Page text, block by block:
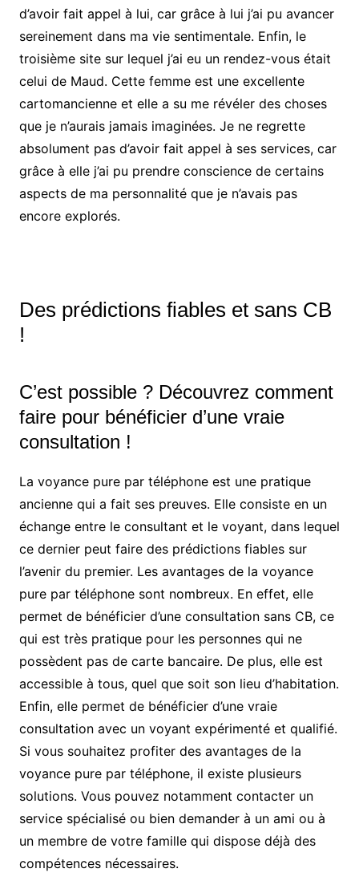
d’avoir fait appel à lui, car grâce à lui j’ai pu avancer
sereinement dans ma vie sentimentale. Enfin, le
troisième site sur lequel j’ai eu un rendez-vous était
celui de Maud. Cette femme est une excellente
cartomancienne et elle a su me révéler des choses
que je n’aurais jamais imaginées. Je ne regrette
absolument pas d’avoir fait appel à ses services, car
grâce à elle j’ai pu prendre conscience de certains
aspects de ma personnalité que je n’avais pas
encore explorés.
Des prédictions fiables et sans CB
!
C’est possible ? Découvrez comment
faire pour bénéficier d’une vraie
consultation !
La voyance pure par téléphone est une pratique
ancienne qui a fait ses preuves. Elle consiste en un
échange entre le consultant et le voyant, dans lequel
ce dernier peut faire des prédictions fiables sur
l’avenir du premier. Les avantages de la voyance
pure par téléphone sont nombreux. En effet, elle
permet de bénéficier d’une consultation sans CB, ce
qui est très pratique pour les personnes qui ne
possèdent pas de carte bancaire. De plus, elle est
accessible à tous, quel que soit son lieu d’habitation.
Enfin, elle permet de bénéficier d’une vraie
consultation avec un voyant expérimenté et qualifié.
Si vous souhaitez profiter des avantages de la
voyance pure par téléphone, il existe plusieurs
solutions. Vous pouvez notamment contacter un
service spécialisé ou bien demander à un ami ou à
un membre de votre famille qui dispose déjà des
compétences nécessaires.